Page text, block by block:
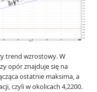
trend wzrostowy. W
opór znajduje się na
ostatnie maksima, a
czyli w okolicach 4,2200.